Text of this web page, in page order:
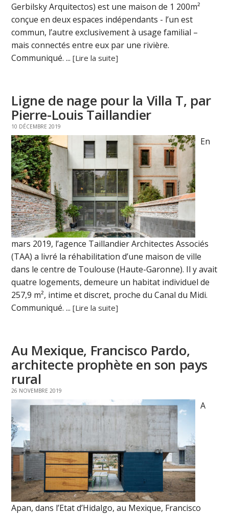
Gerbilsky Arquitectos) est une maison de 1 200m²
conçue en deux espaces indépendants - l’un est
commun, l’autre exclusivement à usage familial –
mais connectés entre eux par une rivière.
Communiqué. ...[Lire la suite]
Ligne de nage pour la Villa T, par
Pierre-Louis Taillandier
10 DÉCEMBRE 2019
En
mars 2019, l’agence Taillandier Architectes Associés
(TAA) a livré la réhabilitation d’une maison de ville
dans le centre de Toulouse (Haute-Garonne). Il y avait
quatre logements, demeure un habitat individuel de
257,9 m², intime et discret, proche du Canal du Midi.
Communiqué. ...[Lire la suite]
Au Mexique, Francisco Pardo,
architecte prophète en son pays
rural
26 NOVEMBRE 2019
A
Apan, dans l’Etat d’Hidalgo, au Mexique, Francisco